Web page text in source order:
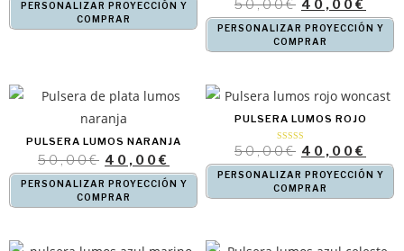
de 5
PERSONALIZAR PROYECCIÓN Y
COMPRAR
Valorado con
5.00
de 5
50,00€ 40,00€
PERSONALIZAR PROYECCIÓN Y
COMPRAR
PULSERA LUMOS NARANJA
50,00€ 40,00€
PERSONALIZAR PROYECCIÓN Y
COMPRAR
PULSERA LUMOS ROJO
Valorado con
5.00
de 5
50,00€ 40,00€
PERSONALIZAR PROYECCIÓN Y
COMPRAR